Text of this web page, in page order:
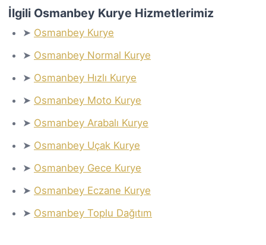
İlgili Osmanbey Kurye Hizmetlerimiz
➤ Osmanbey Kurye
➤ Osmanbey Normal Kurye
➤ Osmanbey Hızlı Kurye
➤ Osmanbey Moto Kurye
➤ Osmanbey Arabalı Kurye
➤ Osmanbey Uçak Kurye
➤ Osmanbey Gece Kurye
➤ Osmanbey Eczane Kurye
➤ Osmanbey Toplu Dağıtım